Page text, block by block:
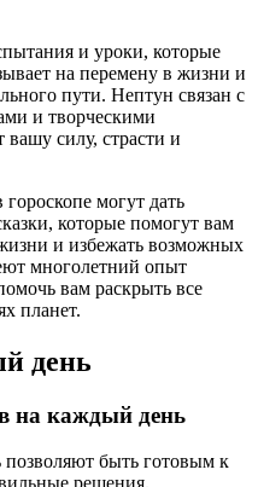
и уроки, которые
на перемену в жизни и
пути. Нептун связан с
и творческими
силу, страсти и
могут дать
которые помогут вам
и избежать возможных
многолетний опыт
вам раскрыть все
планет.
день
на каждый день
быть готовым к